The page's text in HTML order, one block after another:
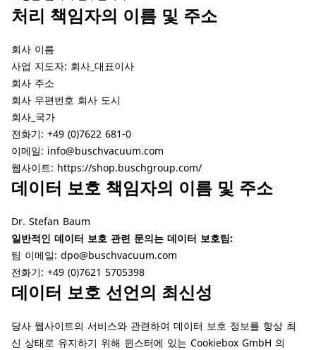
처리 책임자의 이름 및 주소
회사 이름
사업 지도자: 회사_대표이사
회사 주소
회사 우편번호 회사 도시
회사_국가
전화기: +49 (0)7622 681-0
이메일: info@buschvacuum.com
웹사이트: https://shop.buschgroup.com/
데이터 보호 책임자의 이름 및 주소
Dr. Stefan Baum
일반적인 데이터 보호 관련 문의는 데이터 보호팀:
팀 이메일: dpo@buschvacuum.com
전화기: +49 (0)7621 5705398
데이터 보호 선언의 최신성
당사 웹사이트의 서비스와 관련하여 데이터 보호 정보를 항상 최
신 상태로 유지하기 위해 뮌스터에 있는 Cookiebox GmbH 의